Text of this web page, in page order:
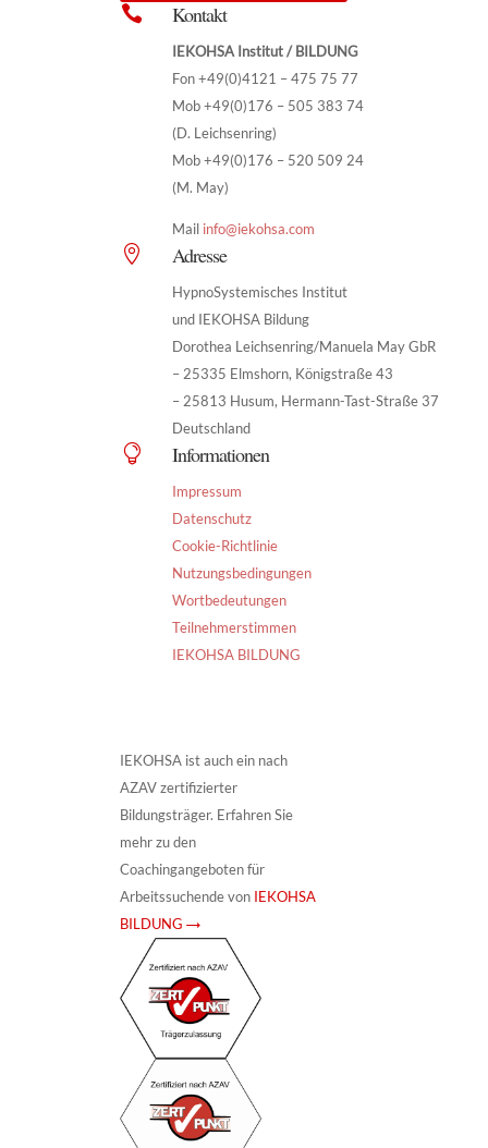
 Kontakt
IEKOHSA Institut / BILDUNG
Fon +49(0)4121 – 475 75 77
Mob +49(0)176 – 505 383 74
(D. Leichsenring)
Mob +49(0)176 – 520 509 24
(M. May)
Mail info@iekohsa.com
 Adresse
HypnoSystemisches Institut
und IEKOHSA Bildung
Dorothea Leichsenring/Manuela May GbR
– 25335 Elmshorn, Königstraße 43
– 25813 Husum, Hermann-Tast-Straße 37
Deutschland
 Informationen
Impressum
Datenschutz
Cookie-Richtlinie
Nutzungsbedingungen
Wortbedeutungen
Teilnehmerstimmen
IEKOHSA BILDUNG
IEKOHSA ist auch ein nach
AZAV zertifizierter
Bildungsträger. Erfahren Sie
mehr zu den
Coachingangeboten für
Arbeitssuchende von IEKOHSA
BILDUNG →